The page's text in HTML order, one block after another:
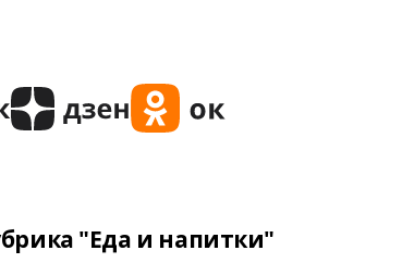
"Еда и напитки"